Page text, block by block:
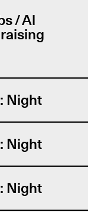
/ Al
Night
Night
Night